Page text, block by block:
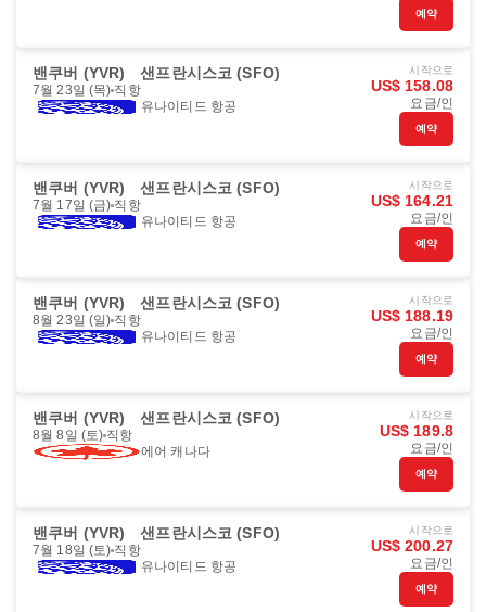
예약
밴쿠버 (YVR) 샌프란시스코 (SFO)
7월 23일 (목) 직항
유나이티드 항공
시작으로
US$ 158.08
요금/인
예약
밴쿠버 (YVR) 샌프란시스코 (SFO)
7월 17일 (금) 직항
유나이티드 항공
시작으로
US$ 164.21
요금/인
예약
밴쿠버 (YVR) 샌프란시스코 (SFO)
8월 23일 (일) 직항
유나이티드 항공
시작으로
US$ 188.19
요금/인
예약
밴쿠버 (YVR) 샌프란시스코 (SFO)
8월 8일 (토) 직항
에어 캐나다
시작으로
US$ 189.8
요금/인
예약
밴쿠버 (YVR) 샌프란시스코 (SFO)
7월 18일 (토) 직항
유나이티드 항공
시작으로
US$ 200.27
요금/인
예약